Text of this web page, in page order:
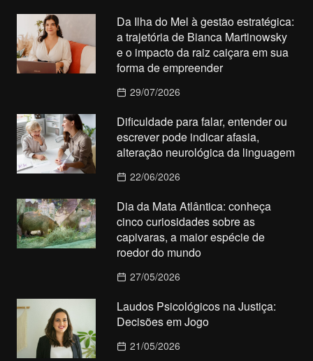
Da Ilha do Mel à gestão estratégica:
a trajetória de Bianca Martinowsky
e o impacto da raiz caiçara em sua
forma de empreender
29/07/2026
Dificuldade para falar, entender ou
escrever pode indicar afasia,
alteração neurológica da linguagem
22/06/2026
Dia da Mata Atlântica: conheça
cinco curiosidades sobre as
capivaras, a maior espécie de
roedor do mundo
27/05/2026
Laudos Psicológicos na Justiça:
Decisões em Jogo
21/05/2026